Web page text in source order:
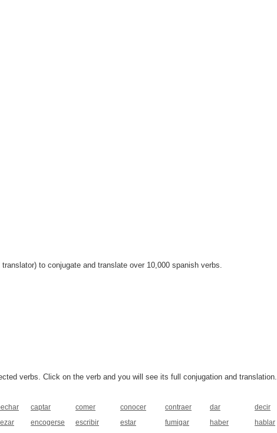
to conjugate and translate over 10,000 spanish verbs.
verbs. Click on the verb and you will see its full conjugation and translation.
captar comer conocer contraer dar decir
encogerse escribir estar fumigar haber hablar